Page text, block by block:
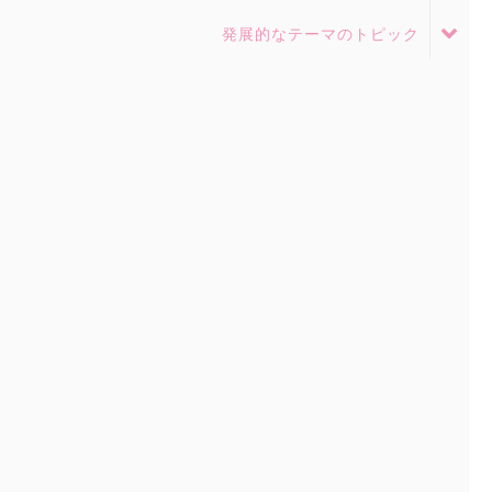
発展的なテーマのトピック